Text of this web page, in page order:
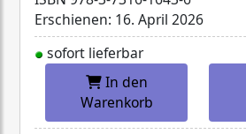
Erschienen: 16. April 2026
sofort lieferbar
In den
Warenkorb